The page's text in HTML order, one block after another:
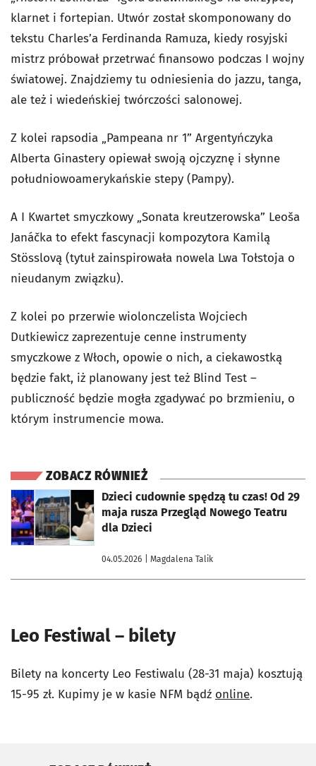
klarnet i fortepian. Utwór został skomponowany do
tekstu Charles’a Ferdinanda Ramuza, kiedy rosyjski
mistrz próbował przetrwać finansowo podczas I wojny
światowej. Znajdziemy tu odniesienia do jazzu, tanga,
ale też i wiedeńskiej twórczości salonowej.
Z kolei rapsodia „Pampeana nr 1” Argentyńczyka
Alberta Ginastery opiewał swoją ojczyznę i słynne
południowoamerykańskie stepy (Pampy).
A I Kwartet smyczkowy „Sonata kreutzerowska” Leoša
Janáčka to efekt fascynacji kompozytora Kamilą
Stösslovą (tytuł zainspirowała nowela Lwa Tołstoja o
nieudanym związku).
Z kolei po przerwie wiolonczelista Wojciech
Dutkiewicz zaprezentuje cenne instrumenty
smyczkowe z Włoch, opowie o nich, a ciekawostką
będzie fakt, iż planowany jest też Blind Test –
publiczność będzie mogła zgadywać po brzmieniu, o
którym instrumencie mowa.
ZOBACZ RÓWNIEŻ
Dzieci cudownie spędzą tu czas! Od 29
maja rusza Przegląd Nowego Teatru
dla Dzieci
04.05.2026 | Magdalena Talik
otworzy się w nowej karcie
Leo Festiwal – bilety
Bilety na koncerty Leo Festiwalu (28-31 maja) kosztują
15-95 zł. Kupimy je w kasie NFM bądź online.